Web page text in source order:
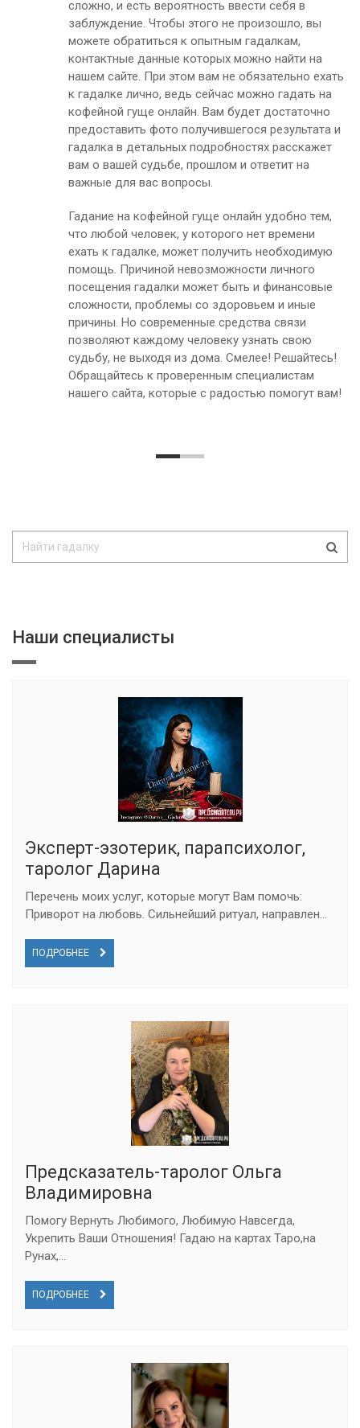
сложно, и есть вероятность ввести себя в
заблуждение. Чтобы этого не произошло, вы
можете обратиться к опытным гадалкам,
контактные данные которых можно найти на
нашем сайте. При этом вам не обязательно ехать
к гадалке лично, ведь сейчас можно гадать на
кофейной гуще онлайн. Вам будет достаточно
предоставить фото получившегося результата и
гадалка в детальных подробностях расскажет
вам о вашей судьбе, прошлом и ответит на
важные для вас вопросы.
Гадание на кофейной гуще онлайн удобно тем,
что любой человек, у которого нет времени
ехать к гадалке, может получить необходимую
помощь. Причиной невозможности личного
посещения гадалки может быть и финансовые
сложности, проблемы со здоровьем и иные
причины. Но современные средства связи
позволяют каждому человеку узнать свою
судьбу, не выходя из дома. Смелее! Решайтесь!
Обращайтесь к проверенным специалистам
нашего сайта, которые с радостью помогут вам!
Наши специалисты
Эксперт-эзотерик, парапсихолог,
таролог Дарина
Перечень моих услуг, которые могут Вам помочь:
Приворот на любовь. Сильнейший ритуал, направлен...
ПОДРОБНЕЕ
Предсказатель-таролог Ольга
Владимировна
Помогу Вернуть Любимого, Любимую Навсегда,
Укрепить Ваши Отношения! Гадаю на картах Таро,на
Рунах,...
ПОДРОБНЕЕ